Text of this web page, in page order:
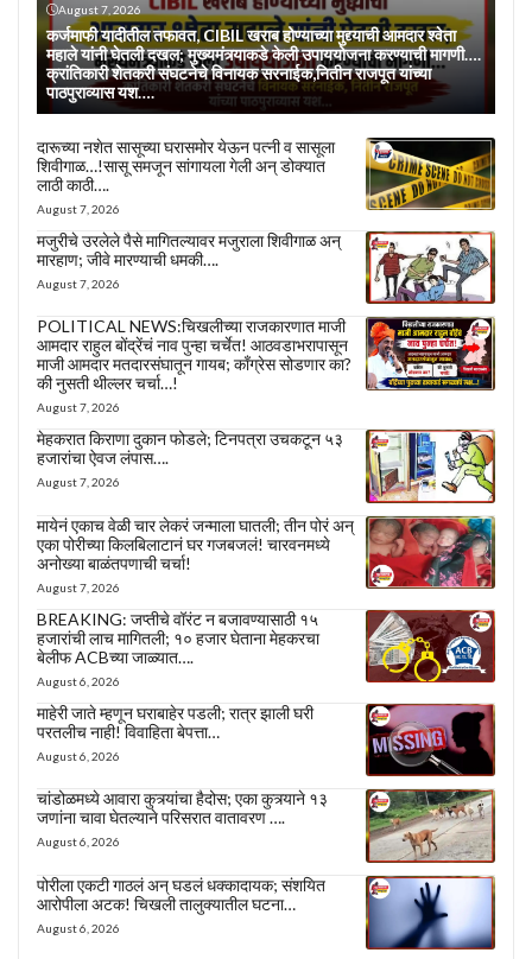
August 7, 2026
कर्जमाफी यादीतील तफावत, CIBIL खराब होण्याच्या मुद्द्याची आमदार श्वेता
महाले यांनी घेतली दखल; मुख्यमंत्र्याकडे केली उपाययोजना करण्याची मागणी….
क्रांतिकारी शेतकरी संघटनेचे विनायक सरनाईक,नितीन राजपूत यांच्या
पाठपुराव्यास यश….
दारूच्या नशेत सासूच्या घरासमोर येऊन पत्नी व सासूला
शिवीगाळ…!सासू समजून सांगायला गेली अन् डोक्यात
लाठी काठी….
August 7, 2026
मजुरीचे उरलेले पैसे मागितल्यावर मजुराला शिवीगाळ अन्
मारहाण; जीवे मारण्याची धमकी….
August 7, 2026
POLITICAL NEWS:चिखलीच्या राजकारणात माजी
आमदार राहुल बोंद्रेंचं नाव पुन्हा चर्चेत! आठवडाभरापासून
माजी आमदार मतदारसंघातून गायब; काँग्रेस सोडणार का?
की नुसती थील्लर चर्चा…!
August 7, 2026
मेहकरात किराणा दुकान फोडले; टिनपत्रा उचकटून ५३
हजारांचा ऐवज लंपास….
August 7, 2026
मायेनं एकाच वेळी चार लेकरं जन्माला घातली; तीन पोरं अन्
एका पोरीच्या किलबिलाटानं घर गजबजलं! चारवनमध्ये
अनोख्या बाळंतपणाची चर्चा!
August 7, 2026
BREAKING: जप्तीचे वॉरंट न बजावण्यासाठी १५
हजारांची लाच मागितली; १० हजार घेताना मेहकरचा
बेलीफ ACBच्या जाळ्यात….
August 6, 2026
माहेरी जाते म्हणून घराबाहेर पडली; रात्र झाली घरी
परतलीच नाही! विवाहिता बेपत्ता…
August 6, 2026
चांडोळमध्ये आवारा कुत्र्यांचा हैदोस; एका कुत्र्याने १३
जणांना चावा घेतल्याने परिसरात वातावरण ….
August 6, 2026
पोरीला एकटी गाठलं अन् घडलं धक्कादायक; संशयित
आरोपीला अटक! चिखली तालुक्यातील घटना…
August 6, 2026